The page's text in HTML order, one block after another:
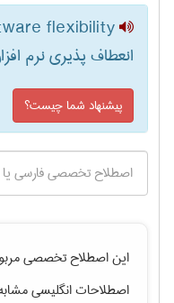
flexibility
انعطاف پذیری نرم
پیشنهاد شما چیست؟
این اصطلاح تخصصی
اصطلاحات انگلیسی